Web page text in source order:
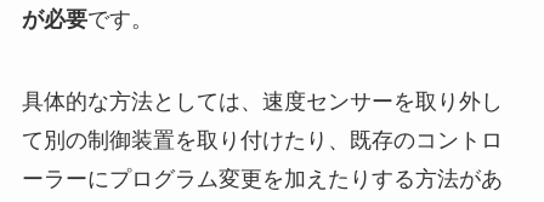
が必要です。
具体的な方法としては、速度センサーを取り外し
て別の制御装置を取り付けたり、既存のコントロ
ーラーにプログラム変更を加えたりする方法があ